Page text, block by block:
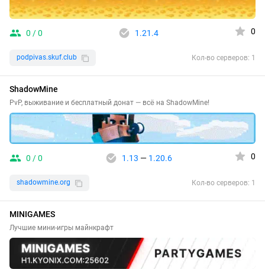
0 / 0 1.21.4 0
podpivas.skuf.club Кол-во серверов: 1
ShadowMine
PvP, выживание и бесплатный донат — всё на ShadowMine!
0 / 0 1.13 — 1.20.6 0
shadowmine.org Кол-во серверов: 1
MINIGAMES
Лучшие мини-игры майнкрафт